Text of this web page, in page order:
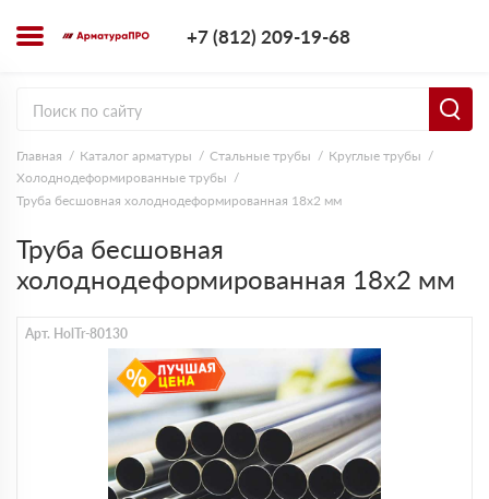
+7 (812) 209-19-68
Главная Каталог арматуры Стальные трубы
Круглые трубы
Холоднодеформированные трубы
Труба бесшовная холоднодеформированная 18х2 мм
Труба бесшовная
холоднодеформированная 18х2 мм
Арт. HolTr-80130